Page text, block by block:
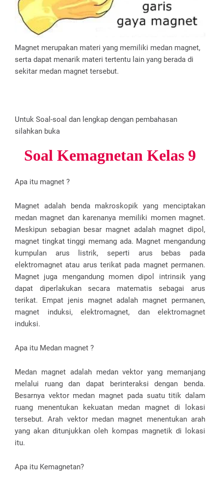
Magnet merupakan materi yang memiliki medan magnet,
serta dapat menarik materi tertentu lain yang berada di
sekitar medan magnet tersebut.
Untuk Soal-soal dan lengkap dengan pembahasan
silahkan buka
Soal Kemagnetan Kelas 9
Apa itu magnet ?
Magnet adalah benda makroskopik yang menciptakan
medan magnet dan karenanya memiliki momen magnet.
Meskipun sebagian besar magnet adalah magnet dipol,
magnet tingkat tinggi memang ada. Magnet mengandung
kumpulan arus listrik, seperti arus bebas pada
elektromagnet atau arus terikat pada magnet permanen.
Magnet juga mengandung momen dipol intrinsik yang
dapat diperlakukan secara matematis sebagai arus
terikat. Empat jenis magnet adalah magnet permanen,
magnet induksi, elektromagnet, dan elektromagnet
induksi.
Apa itu Medan magnet ?
Medan magnet adalah medan vektor yang memanjang
melalui ruang dan dapat berinteraksi dengan benda.
Besarnya vektor medan magnet pada suatu titik dalam
ruang menentukan kekuatan medan magnet di lokasi
tersebut. Arah vektor medan magnet menentukan arah
yang akan ditunjukkan oleh kompas magnetik di lokasi
itu.
Apa itu Kemagnetan?